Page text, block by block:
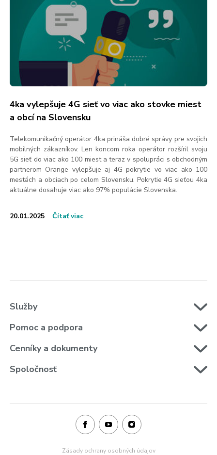
4ka vylepšuje 4G sieť vo viac ako stovke miest
a obcí na Slovensku
Telekomunikačný operátor 4ka prináša dobré správy pre svojich
mobilných zákazníkov. Len koncom roka operátor rozšíril svoju
5G sieť do viac ako 100 miest a teraz v spolupráci s obchodným
partnerom Orange vylepšuje aj 4G pokrytie vo viac ako 100
mestách a obciach po celom Slovensku. Pokrytie 4G sieťou 4ka
aktuálne dosahuje viac ako 97% populácie Slovenska.
20.01.2025 Čítať viac
Služby
Pomoc a podpora
Cenníky a dokumenty
Spoločnosť
Zásady ochrany osobných údajov